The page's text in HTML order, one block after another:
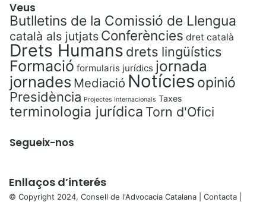
Veus
Butlletins de la Comissió de Llengua
català als jutjats Conferències dret català
Drets Humans drets lingüístics
Formació formularis jurídics jornada
jornades Mediació Notícies opinió
Presidència Projectes Internacionals Taxes
terminologia jurídica Torn d'Ofici
Segueix-nos
Enllaços d’interés
© Copyright 2024, Consell de l'Advocacia Catalana | Contacta